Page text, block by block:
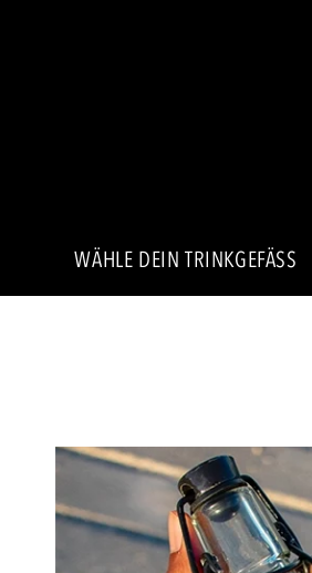
WÄHLE DEIN TRINKGEFÄSS